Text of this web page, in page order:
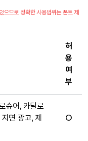
으므로 정확한 사용범위는 폰트 제
허
용
여
부
슈어, 카달로
면 광고, 제
O